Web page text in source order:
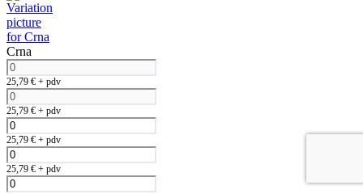
Crna
25,79 € + pdv
25,79 € + pdv
25,79 € + pdv
25,79 € + pdv